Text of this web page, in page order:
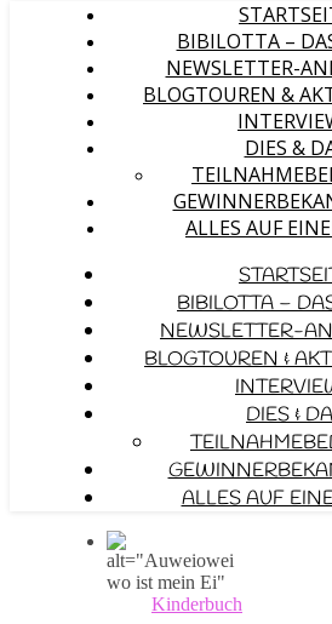
BIBILOTTA –
NEWSLETTER-
BLOGTOUREN &
DIES &
ALLES AUF
BIBILOTTA –
NEWSLETTER-
BLOGTOUREN &
DIES &
ALLES AUF
Kinderbuch